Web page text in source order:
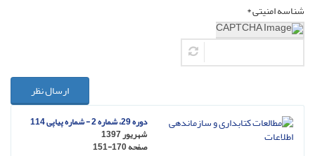
شناسه امنیتی *
ارسال نظر
دوره 29، شماره 2 - شماره پیاپی 114
شهریور 1397
صفحه151-170